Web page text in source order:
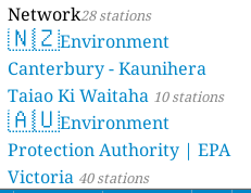
Network28 stations
🇳🇿Environment
Canterbury - Kaunihera
Taiao Ki Waitaha 10 stations
🇦🇺Environment
Protection Authority | EPA
Victoria 40 stations